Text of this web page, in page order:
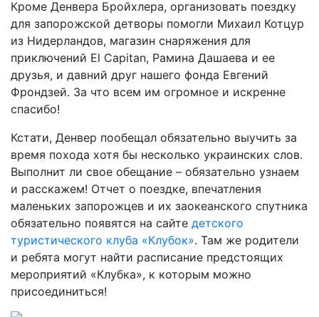
Кроме Денвера Бройхлера, организовать поездку
для запорожской детворы помогли Михаил Котцур
из Нидерландов, магазин снаряжения для
приключений El Capitan, Рамина Дашаева и ее
друзья, и давний друг нашего фонда Евгений
Фрондзей. За что всем им огромное и искренне
спасибо!
Кстати, Денвер пообещал обязательно выучить за
время похода хотя бы несколько украинских слов.
Выполнит ли свое обещание – обязательно узнаем
и расскажем! Отчет о поездке, впечатления
маленьких запорожцев и их заокеанского спутника
обязательно появятся на сайте детского
туристического клуба «Клубок». Там же родители
и ребята могут найти расписание предстоящих
мероприятий «Клубка», к которым можно
присоединиться!